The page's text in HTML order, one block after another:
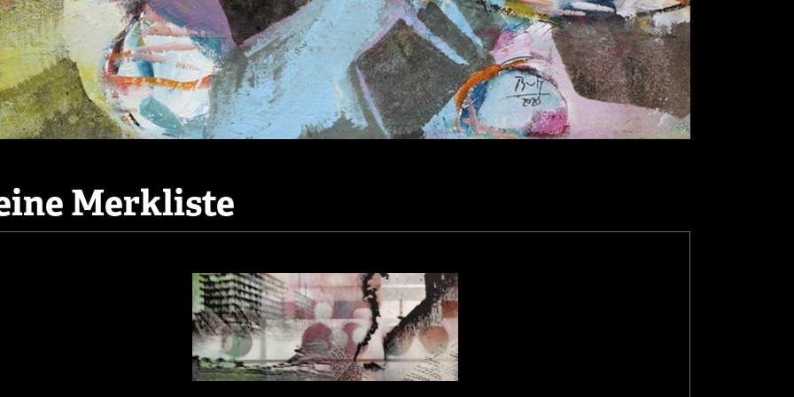
Merkliste